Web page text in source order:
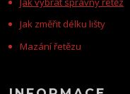
Jak změřit délku lišty
Mazání řetězu